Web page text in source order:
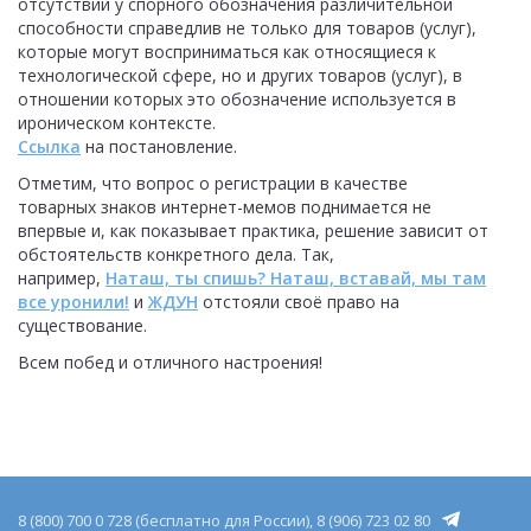
способности справедлив не только для товаров (услуг),
которые могут восприниматься как относящиеся к
технологической сфере, но и других товаров (услуг), в
отношении которых это обозначение используется в
ироническом контексте.
Ссылка на постановление.
Отметим, что вопрос о регистрации в качестве
товарных знаков интернет-мемов поднимается не
впервые и, как показывает практика, решение зависит от
обстоятельств конкретного дела. Так,
например, Наташ, ты спишь? Наташ, вставай, мы там
все уронили! и ЖДУН отстояли своё право на
существование.
Всем побед и отличного настроения!
8 (800) 700 0 728 (бесплатно для России), 8 (906) 723 02 80